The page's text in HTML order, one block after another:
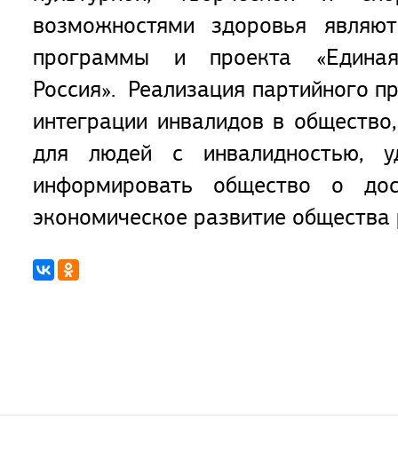
возможностями здоровья
программы и проекта
Россия». Реализация партийного
интеграции инвалидов в
для людей с инвалидностью,
информировать общество о
экономическое развитие